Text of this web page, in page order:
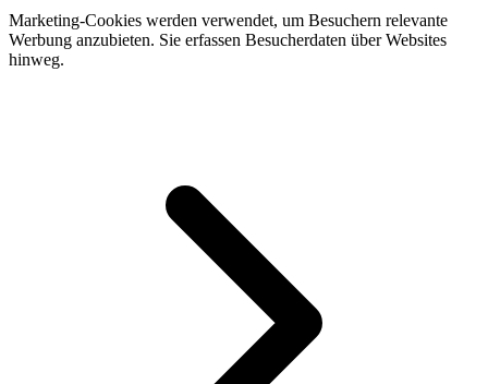
Marketing-Cookies werden verwendet, um Besuchern relevante
Werbung anzubieten. Sie erfassen Besucherdaten über Websites
hinweg.